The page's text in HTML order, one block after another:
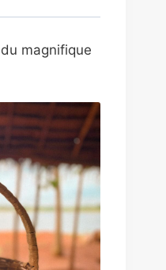
magnifique